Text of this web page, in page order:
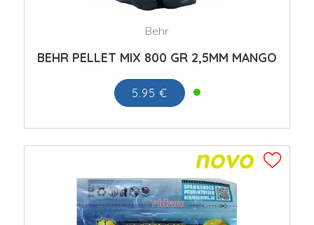
Behr
BEHR PELLET MIX 800 GR 2,5MM MANGO
5.95 €